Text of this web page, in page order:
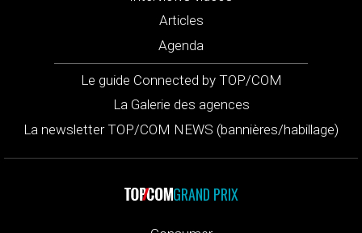
Articles
Agenda
Le guide Connected by TOP/COM
La Galerie des agences
La newsletter TOP/COM NEWS (bannières/habillage)
GRAND PRIX